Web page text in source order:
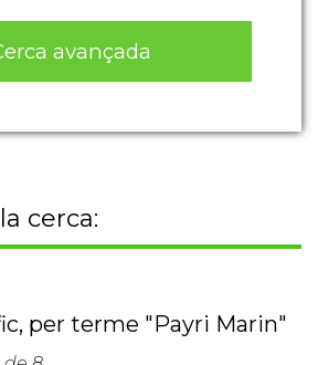
avançada
cerca:
per terme "Payri Marin"